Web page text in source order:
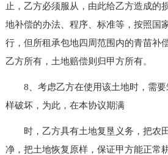
止，乙方必须服从，由此给乙方造成的
地补偿的办法、程序、标准等，按照国
行，但所租承包地四周范围内的青苗补
乙方所有，土地赔偿则归甲方所有。
8、考虑乙方在使用该土地时，需要
样破坏，为此，在本协议期满
时，乙方具有土地复垦义务，把农
净，把土地恢复原样，保证甲方能正常耕